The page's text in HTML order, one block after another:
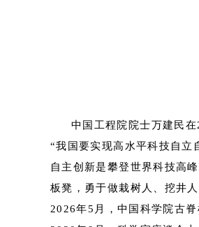
中国工程院院士万建民
“我国要实现高水平科技自立
自主创新是攀登世界科技高
板凳，勇于做栽树人、挖井人
2026年5月，中国科学院古